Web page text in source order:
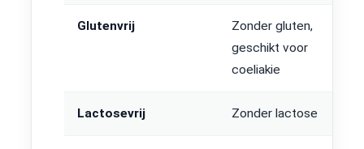
Glutenvrij
Zonder gluten,
geschikt voor
coeliakie
Lactosevrij Zonder lactose